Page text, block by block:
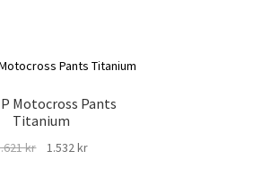
Motocross Pants
Titanium
kr
Det
1.532krDet